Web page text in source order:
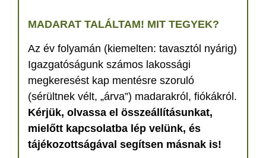
MADARAT TALÁLTAM! MIT TEGYEK?
Az év folyamán (kiemelten: tavasztól nyárig)
Igazgatóságunk számos lakossági
megkeresést kap mentésre szoruló
(sérültnek vélt, „árva”) madarakról, fiókákról.
Kérjük, olvassa el összeállításunkat,
mielőtt kapcsolatba lép velünk, és
tájékozottságával segítsen másnak is!